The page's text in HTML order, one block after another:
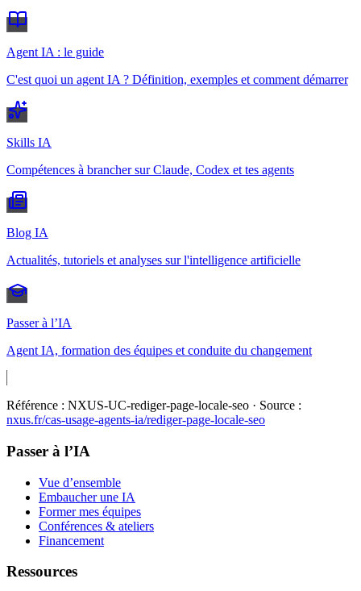
Agent IA : le guide
C'est quoi un agent IA ? Définition, exemples et comment démarrer
Skills IA
Compétences à brancher sur Claude, Codex et tes agents
Blog IA
Actualités, tutoriels et analyses sur l'intelligence artificielle
Passer à l’IA
Agent IA, formation des équipes et conduite du changement
Référence : NXUS-UC-rediger-page-locale-seo · Source :
nxus.fr/cas-usage-agents-ia/rediger-page-locale-seo
Passer à l’IA
Vue d’ensemble
Embaucher une IA
Former mes équipes
Conférences & ateliers
Financement
Ressources